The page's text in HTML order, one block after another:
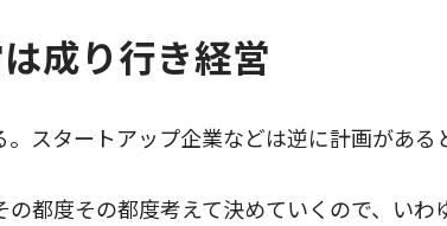
成り行き経営
スタートアップ企業などは逆に計画がある
の都度その都度考えて決めていくので、いわ